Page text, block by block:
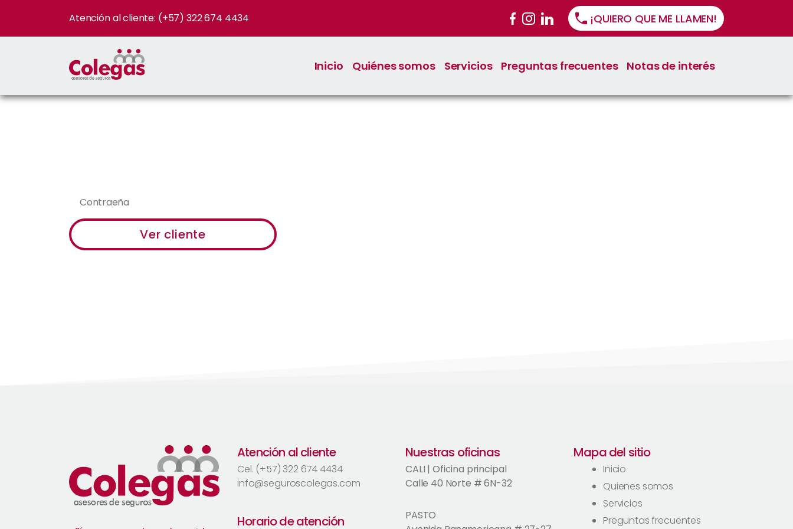
Atención al cliente: (+57) 322 674 4434 ¡QUIERO QUE ME LLAMEN!
Inicio Quiénes somos Servicios Preguntas frecuentes Notas de interés
Atención al cliente
Cel. (+57) 322 674 4434
info@seguroscolegas.com
Horario de atención
Nuestras oficinas
CALI | Oficina principal
Calle 40 Norte # 6N-32
PASTO
Mapa del sitio
Inicio
Quienes somos
Servicios
Preguntas frecuentes